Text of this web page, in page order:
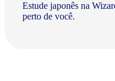
Estude japonês na
perto de você.